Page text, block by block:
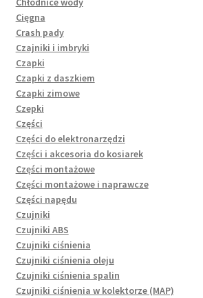
Cięgna
Crash pady
Czajniki i imbryki
Czapki
Czapki z daszkiem
Czapki zimowe
Czepki
Części
Części do elektronarzędzi
Części i akcesoria do kosiarek
Części montażowe
Części montażowe i naprawcze
Części napędu
Czujniki
Czujniki ABS
Czujniki ciśnienia
Czujniki ciśnienia oleju
Czujniki ciśnienia spalin
Czujniki ciśnienia w kolektorze (MAP)